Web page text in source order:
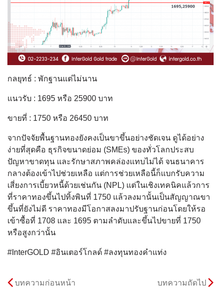
กลยุทธ์ : พักฐานแต่ไม่นาน
แนวรับ : 1695 หรือ 25900 บาท
ขายที่ : 1750 หรือ 26450 บาท
จากปัจจัยพื้นฐานทองยังคงเป็นขาขึ้นอย่างชัดเจน ดูได้อย่าง
ง่ายที่สุดคือ ธุรกิจขนาดย่อม (SMEs) ของทั่วโลกประสบ
ปัญหาขาดทุน และรักษาสภาพคล่องแทบไม่ได้ จนธนาคาร
กลางต้องเข้าไปช่วยเหลือ แต่การช่วยเหลือนี้ก็แบกรับความ
เสี่ยงการเบี้ยวหนี้ด้วยเช่นกัน (NPL) แต่ในเชิงเทคนิคแล้วการ
ที่ราคาทองขึ้นไปทิ้งพินที่ 1750 แล้วลงมานั้นเป็นสัญญาณขา
ขึ้นที่ยังไม่ดี ราคาทองมีโอกาสลงมาปรับฐานก่อนโดยให้รอ
เข้าซื้อที่ 1708 และ 1695 ตามลำดับและขึ้นไปขายที่ 1750
หรือสูงกว่านั้น
#InterGOLD #อินเตอร์โกลด์ #ลงทุนทองคำแท่ง
บทความก่อนหน้า บทความถัดไป